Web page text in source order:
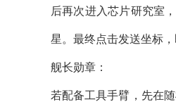
后再次进入芯片研究室
星。最终点击发送坐标，
舰长勋章：
若配备工具手臂，先在